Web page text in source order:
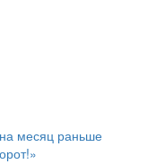
месяц раньше